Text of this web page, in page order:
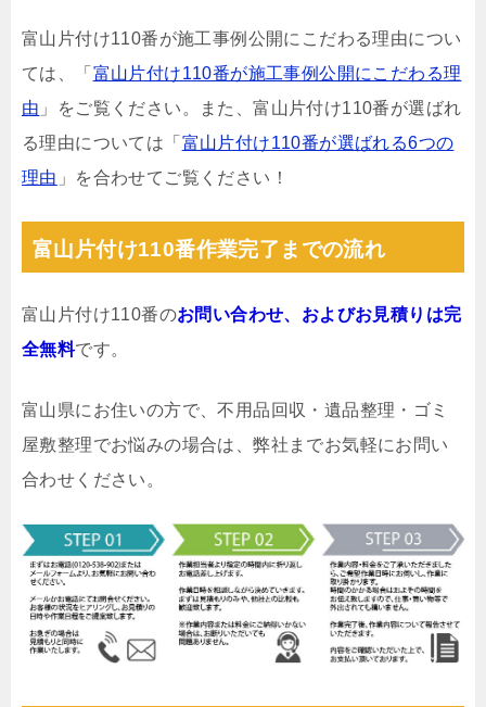
富山片付け110番が施工事例公開にこだわる理由につい
ては、「 富山片付け110番が施工事例公開にこだわる理
由 」をご覧ください。また、富山片付け110番が選ばれ
る理由については「 富山片付け110番が選ばれる6つの
理由 」を合わせてご覧ください！
富山片付け110番作業完了までの流れ
富山片付け110番のお問い合わせ、およびお見積りは完
全無料です。
富山県にお住いの方で、不用品回収・遺品整理・ゴミ
屋敷整理でお悩みの場合は、弊社までお気軽にお問い
合わせください。